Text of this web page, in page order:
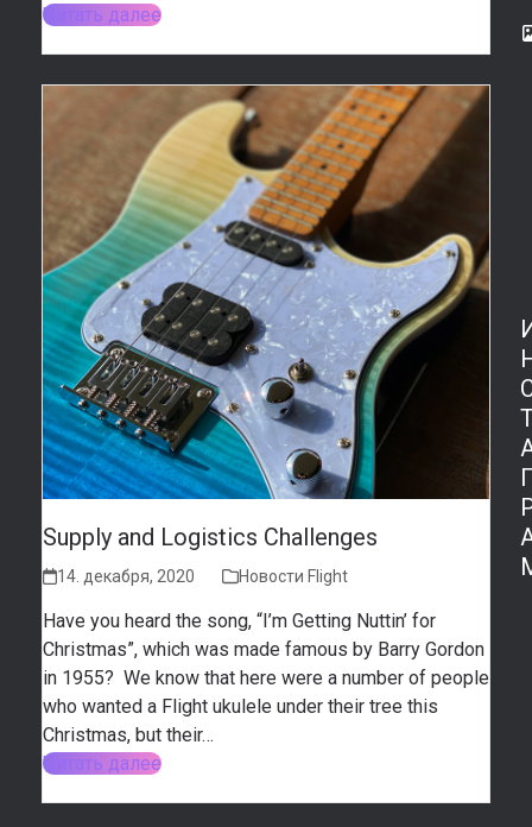
Читать далее
Supply and Logistics Challenges
14. декабря, 2020 Новости Flight
Have you heard the song, “I’m Getting Nuttin’ for
Christmas”, which was made famous by Barry Gordon
in 1955? We know that here were a number of people
who wanted a Flight ukulele under their tree this
Christmas, but their…
Читать далее